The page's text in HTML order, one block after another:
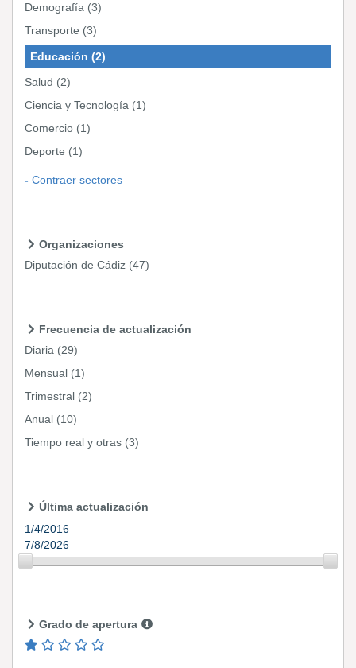
Demografía (3)
Transporte (3)
Educación (2)
Salud (2)
Ciencia y Tecnología (1)
Comercio (1)
Deporte (1)
Contraer sectores
Organizaciones
Diputación de Cádiz (47)
Frecuencia de actualización
Diaria (29)
Mensual (1)
Trimestral (2)
Anual (10)
Tiempo real y otras (3)
Última actualización
1/4/2016
7/8/2026
Grado de apertura